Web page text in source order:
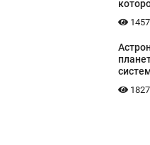
1457